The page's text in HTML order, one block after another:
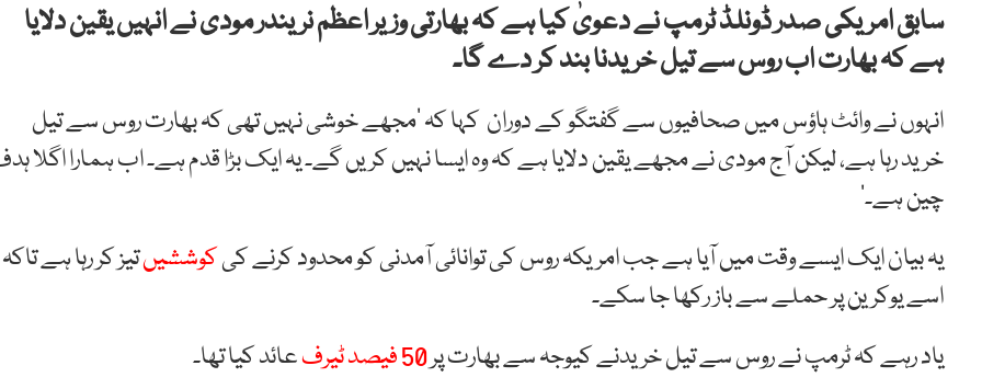
سابق امریکی صدر ڈونلڈ ٹرمپ نے دعویٰ کیا ہے کہ بھارتی وزیر اعظم نریندر مودی نے انہیں یقین دلایا
ہے کہ بھارت اب روس سے تیل خریدنا بند کر دے گا۔
انہوں نے وائٹ ہاؤس میں صحافیوں سے گفتگو کے دوران کہا کہ ‘مجھے خوشی نہیں تھی کہ بھارت روس سے تیل
خرید رہا ہے، لیکن آج مودی نے مجھے یقین دلایا ہے کہ وہ ایسا نہیں کریں گے۔ یہ ایک بڑا قدم ہے۔ اب ہمارا اگلا
چین ہے۔’
یہ بیان ایک ایسے وقت میں آیا ہے جب امریکہ روس کی توانائی آمدنی کو محدود کرنے کیکوششیںتیز کر رہا ہے تاکہ
اسے یوکرین پر حملے سے باز رکھا جا سکے۔
یاد رہے کہ ٹرمپ نے روس سے تیل خریدنے کیوجہ سے بھارت پر50 فیصد ٹیرف
عائد کیا تھا۔